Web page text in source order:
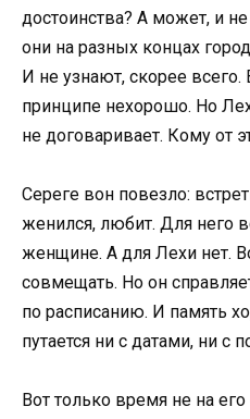
достоинства? А может, и
они на разных концах
И не узнают, скорее всего.
принципе нехорошо. Но
не договаривает. Кому от
Сереге вон повезло:
женился, любит. Для него
женщине. А для Лехи нет.
совмещать. Но он
по расписанию. И память
путается ни с датами, ни с
Вот только время не на